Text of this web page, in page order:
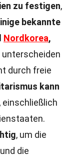
zu festigen,
bekannte
Nordkorea,
durch freie
kann
, einschließlich
, um die
und die